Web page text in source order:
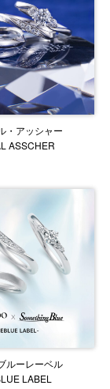
・アッシャー
ASSCHER
ルーレーベル
LABEL